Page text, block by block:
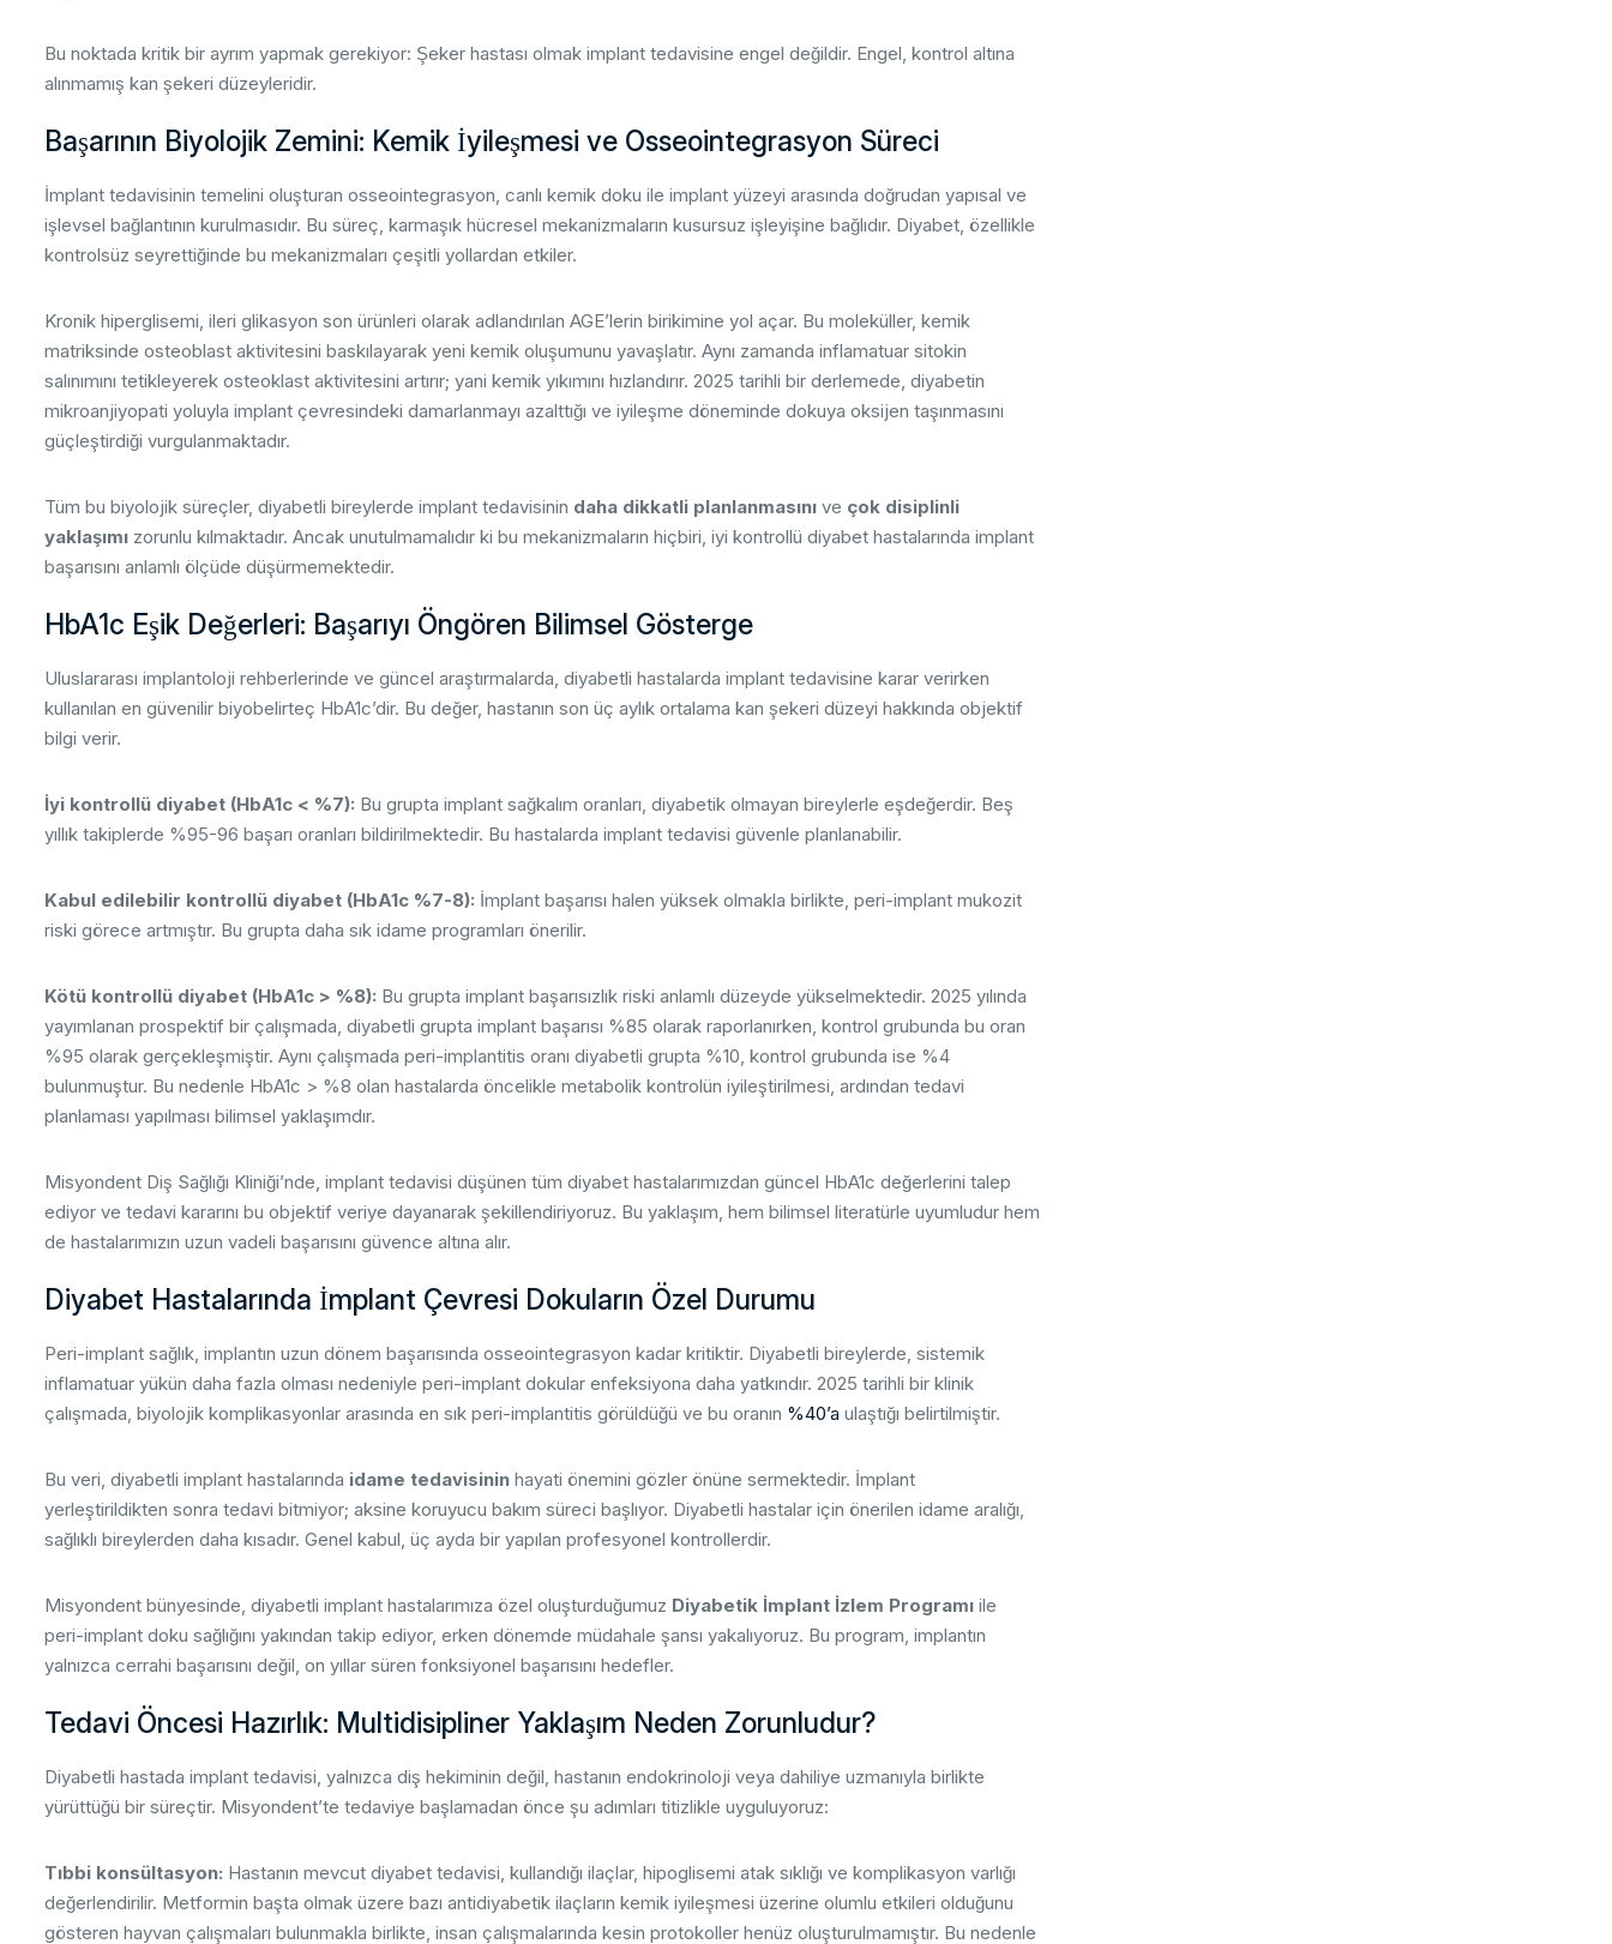
Bu noktada kritik bir ayrım yapmak gerekiyor: Şeker hastası olmak implant tedavisine engel değildir. Engel, kontrol altına
alınmamış kan şekeri düzeyleridir.
Başarının Biyolojik Zemini: Kemik İyileşmesi ve Osseointegrasyon Süreci
İmplant tedavisinin temelini oluşturan osseointegrasyon, canlı kemik doku ile implant yüzeyi arasında doğrudan yapısal ve
işlevsel bağlantının kurulmasıdır. Bu süreç, karmaşık hücresel mekanizmaların kusursuz işleyişine bağlıdır. Diyabet, özellikle
kontrolsüz seyrettiğinde bu mekanizmaları çeşitli yollardan etkiler.
Kronik hiperglisemi, ileri glikasyon son ürünleri olarak adlandırılan AGE’lerin birikimine yol açar. Bu moleküller, kemik
matriksinde osteoblast aktivitesini baskılayarak yeni kemik oluşumunu yavaşlatır. Aynı zamanda inflamatuar sitokin
salınımını tetikleyerek osteoklast aktivitesini artırır; yani kemik yıkımını hızlandırır. 2025 tarihli bir derlemede, diyabetin
mikroanjiyopati yoluyla implant çevresindeki damarlanmayı azalttığı ve iyileşme döneminde dokuya oksijen taşınmasını
güçleştirdiği vurgulanmaktadır.
Tüm bu biyolojik süreçler, diyabetli bireylerde implant tedavisinin daha dikkatli planlanmasını ve çok disiplinli
yaklaşımı zorunlu kılmaktadır. Ancak unutulmamalıdır ki bu mekanizmaların hiçbiri, iyi kontrollü diyabet hastalarında implant
başarısını anlamlı ölçüde düşürmemektedir.
HbA1c Eşik Değerleri: Başarıyı Öngören Bilimsel Gösterge
Uluslararası implantoloji rehberlerinde ve güncel araştırmalarda, diyabetli hastalarda implant tedavisine karar verirken
kullanılan en güvenilir biyobelirteç HbA1c’dir. Bu değer, hastanın son üç aylık ortalama kan şekeri düzeyi hakkında objektif
bilgi verir.
İyi kontrollü diyabet (HbA1c < %7): Bu grupta implant sağkalım oranları, diyabetik olmayan bireylerle eşdeğerdir. Beş
yıllık takiplerde %95-96 başarı oranları bildirilmektedir. Bu hastalarda implant tedavisi güvenle planlanabilir.
Kabul edilebilir kontrollü diyabet (HbA1c %7-8): İmplant başarısı halen yüksek olmakla birlikte, peri-implant mukozit
riski görece artmıştır. Bu grupta daha sık idame programları önerilir.
Kötü kontrollü diyabet (HbA1c > %8): Bu grupta implant başarısızlık riski anlamlı düzeyde yükselmektedir. 2025 yılında
yayımlanan prospektif bir çalışmada, diyabetli grupta implant başarısı %85 olarak raporlanırken, kontrol grubunda bu oran
%95 olarak gerçekleşmiştir. Aynı çalışmada peri-implantitis oranı diyabetli grupta %10, kontrol grubunda ise %4
bulunmuştur. Bu nedenle HbA1c > %8 olan hastalarda öncelikle metabolik kontrolün iyileştirilmesi, ardından tedavi
planlaması yapılması bilimsel yaklaşımdır.
Misyondent Diş Sağlığı Kliniği’nde, implant tedavisi düşünen tüm diyabet hastalarımızdan güncel HbA1c değerlerini talep
ediyor ve tedavi kararını bu objektif veriye dayanarak şekillendiriyoruz. Bu yaklaşım, hem bilimsel literatürle uyumludur hem
de hastalarımızın uzun vadeli başarısını güvence altına alır.
Diyabet Hastalarında İmplant Çevresi Dokuların Özel Durumu
Peri-implant sağlık, implantın uzun dönem başarısında osseointegrasyon kadar kritiktir. Diyabetli bireylerde, sistemik
inflamatuar yükün daha fazla olması nedeniyle peri-implant dokular enfeksiyona daha yatkındır. 2025 tarihli bir klinik
çalışmada, biyolojik komplikasyonlar arasında en sık peri-implantitis görüldüğü ve bu oranın %40’a ulaştığı belirtilmiştir.
Bu veri, diyabetli implant hastalarında idame tedavisinin hayati önemini gözler önüne sermektedir. İmplant
yerleştirildikten sonra tedavi bitmiyor; aksine koruyucu bakım süreci başlıyor. Diyabetli hastalar için önerilen idame aralığı,
sağlıklı bireylerden daha kısadır. Genel kabul, üç ayda bir yapılan profesyonel kontrollerdir.
Misyondent bünyesinde, diyabetli implant hastalarımıza özel oluşturduğumuz Diyabetik İmplant İzlem Programı ile
peri-implant doku sağlığını yakından takip ediyor, erken dönemde müdahale şansı yakalıyoruz. Bu program, implantın
yalnızca cerrahi başarısını değil, on yıllar süren fonksiyonel başarısını hedefler.
Tedavi Öncesi Hazırlık: Multidisipliner Yaklaşım Neden Zorunludur?
Diyabetli hastada implant tedavisi, yalnızca diş hekiminin değil, hastanın endokrinoloji veya dahiliye uzmanıyla birlikte
yürüttüğü bir süreçtir. Misyondent’te tedaviye başlamadan önce şu adımları titizlikle uyguluyoruz:
Tıbbi konsültasyon: Hastanın mevcut diyabet tedavisi, kullandığı ilaçlar, hipoglisemi atak sıklığı ve komplikasyon varlığı
değerlendirilir. Metformin başta olmak üzere bazı antidiyabetik ilaçların kemik iyileşmesi üzerine olumlu etkileri olduğunu
gösteren hayvan çalışmaları bulunmakla birlikte, insan çalışmalarında kesin protokoller henüz oluşturulmamıştır. Bu nedenle